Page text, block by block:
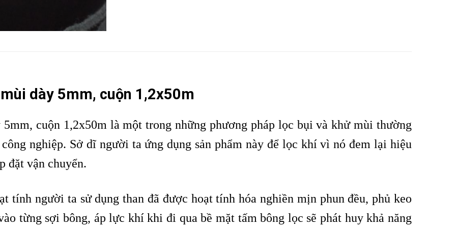
dày 5mm, cuộn 1,2x50m
cuộn 1,2x50m là một trong những phương pháp lọc bụi và khử mùi thường
nghiệp. Sở dĩ người ta ứng dụng sản phẩm này để lọc khí vì nó đem lại hiệu
đặt vận chuyển.
tính người ta sử dụng than đã được hoạt tính hóa nghiền mịn phun đều, phủ keo
từng sợi bông, áp lực khí khi đi qua bề mặt tấm bông lọc sẽ phát huy khả năng